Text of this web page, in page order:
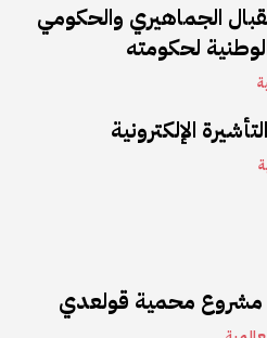
الجماهيري والحكومي
لحكومته
الإلكترونية
مشروع محمية قولعدي